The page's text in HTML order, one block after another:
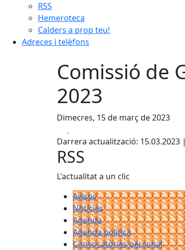
RSS
Hemeroteca
Calders a prop teu!
Adreces i telèfons
Comissió de
2023
Dimecres, 15 de març de 2023
Darrera actualització: 15.03.2023
RSS
L'actualitat a un clic
Avisos
Notícies
Agenda
Agenda política
Convocatòries personal